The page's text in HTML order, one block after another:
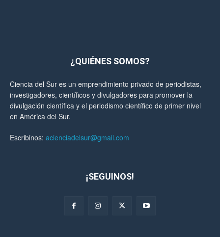
¿QUIÉNES SOMOS?
Ciencia del Sur es un emprendimiento privado de periodistas,
investigadores, científicos y divulgadores para promover la
divulgación científica y el periodismo científico de primer nivel
en América del Sur.
Escribinos: acienciadelsur@gmail.com
¡SEGUINOS!